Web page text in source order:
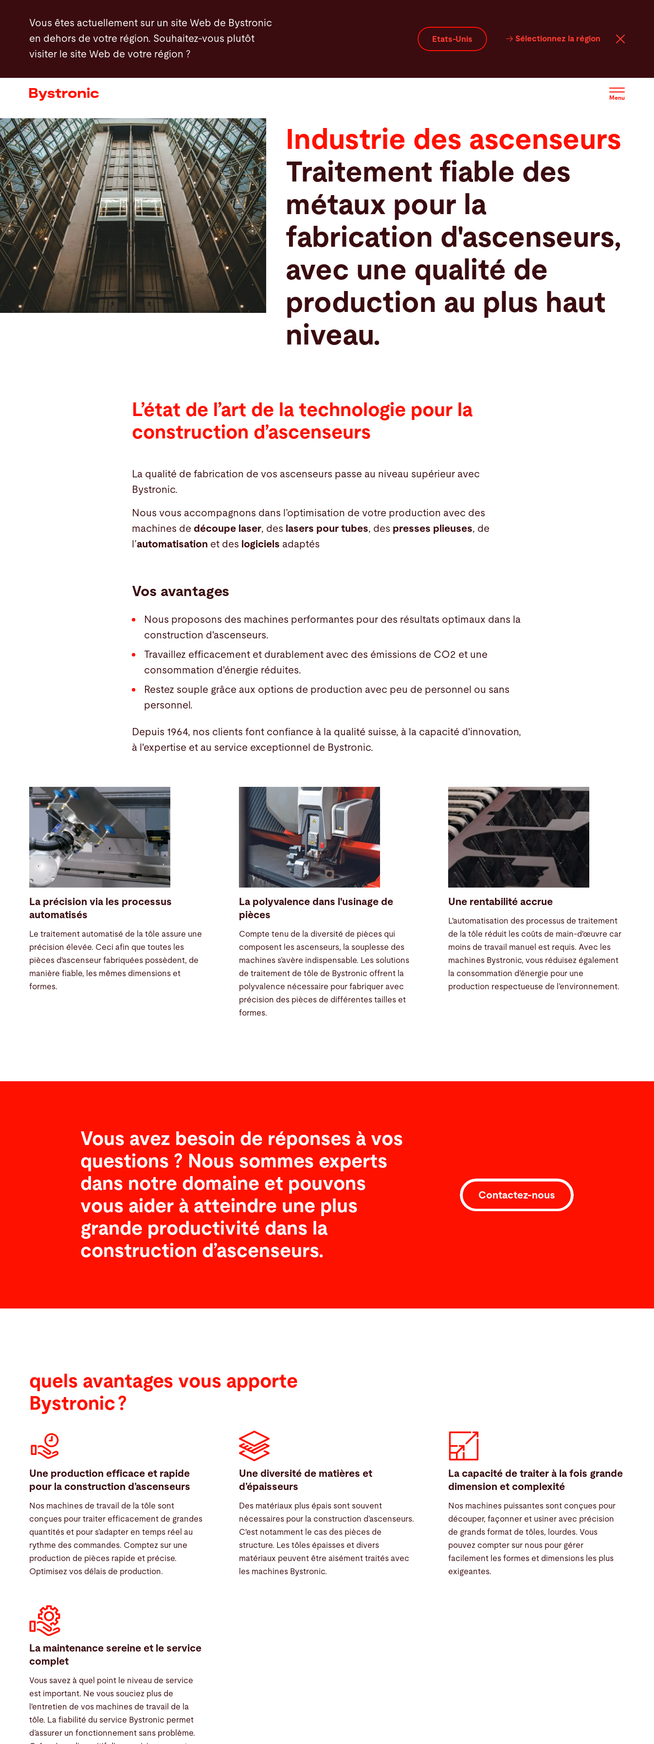
contenu
principal
Vous êtes actuellement sur un site Web de Bystronic
en dehors de votre région. Souhaitez-vous plutôt
visiter le site Web de votre région ?
Etats-Unis Sélectionnez la région
Menu
Services
Applications
Actualités - Presse
Entreprise
Recherche
Etats-Unis · Français Contact myBystronic
Industrie des ascenseurs
Traitement fiable des
métaux pour la
fabrication d'ascenseurs,
avec une qualité de
production au plus haut
niveau.
L’état de l’art de la technologie pour la
construction d’ascenseurs
La qualité de fabrication de vos ascenseurs passe au niveau supérieur avec
Bystronic.
Nous vous accompagnons dans l’optimisation de votre production avec des
machines de découpe laser, des lasers pour tubes, des presses plieuses, de
l’automatisation et des logiciels adaptés
Vos avantages
Nous proposons des machines performantes pour des résultats optimaux dans la
construction d'ascenseurs.
Travaillez efficacement et durablement avec des émissions de CO2 et une
consommation d'énergie réduites.
Restez souple grâce aux options de production avec peu de personnel ou sans
personnel.
Depuis 1964, nos clients font confiance à la qualité suisse, à la capacité d'innovation,
à l'expertise et au service exceptionnel de Bystronic.
La précision via les processus
automatisés
Le traitement automatisé de la tôle assure une
précision élevée. Ceci afin que toutes les
pièces d'ascenseur fabriquées possèdent, de
manière fiable, les mêmes dimensions et
formes.
La polyvalence dans l'usinage de
pièces
Compte tenu de la diversité de pièces qui
composent les ascenseurs, la souplesse des
machines s’avère indispensable. Les solutions
de traitement de tôle de Bystronic offrent la
polyvalence nécessaire pour fabriquer avec
précision des pièces de différentes tailles et
formes.
Une rentabilité accrue
L'automatisation des processus de traitement
de la tôle réduit les coûts de main-d'œuvre car
moins de travail manuel est requis. Avec les
machines Bystronic, vous réduisez également
la consommation d’énergie pour une
production respectueuse de l’environnement.
Vous avez besoin de réponses à vos
questions ? Nous sommes experts
dans notre domaine et pouvons
vous aider à atteindre une plus
grande productivité dans la
construction d’ascenseurs.
Contactez-nous
quels avantages vous apporte
Bystronic ?
Une production efficace et rapide
pour la construction d’ascenseurs
Nos machines de travail de la tôle sont
conçues pour traiter efficacement de grandes
quantités et pour s’adapter en temps réel au
rythme des commandes. Comptez sur une
production de pièces rapide et précise.
Optimisez vos délais de production.
Une diversité de matières et
d’épaisseurs
Des matériaux plus épais sont souvent
nécessaires pour la construction d’ascenseurs.
C'est notamment le cas des pièces de
structure. Les tôles épaisses et divers
matériaux peuvent être aisément traités avec
les machines Bystronic.
La capacité de traiter à la fois grande
dimension et complexité
Nos machines puissantes sont conçues pour
découper, façonner et usiner avec précision
de grands format de tôles, lourdes. Vous
pouvez compter sur nous pour gérer
facilement les formes et dimensions les plus
exigeantes.
La maintenance sereine et le service
complet
Vous savez à quel point le niveau de service
est important. Ne vous souciez plus de
l'entretien de vos machines de travail de la
tôle. La fiabilité du service Bystronic permet
d’assurer un fonctionnement sans problème.